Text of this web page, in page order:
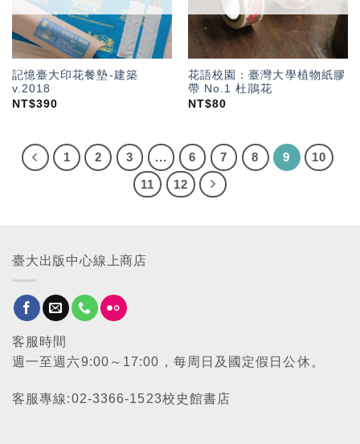
記憶臺大印花餐墊-建築
v.2018
NT$390
花語校園：臺灣大學植物紙膠
帶 No.1 杜鵑花
NT$80
1 2 3 ... 6 7 8 9
10
11
12
臺大出版中心線上商店
客服時間
週一至週六9:00～17:00，每周日及國定假日公休。
客服專線:02-3366-1523校史館書店